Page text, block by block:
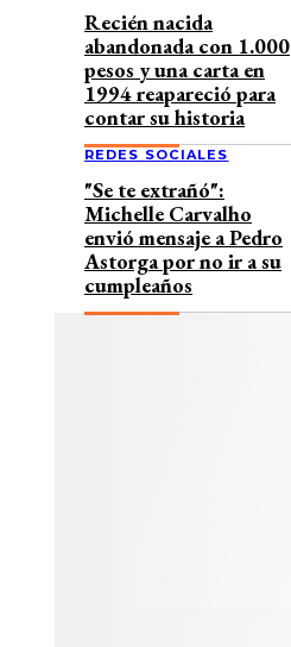
Recién nacida
abandonada con 1.000
pesos y una carta en
1994 reapareció para
contar su historia
REDES SOCIALES
"Se te extrañó":
Michelle Carvalho
envió mensaje a Pedro
Astorga por no ir a su
cumpleaños